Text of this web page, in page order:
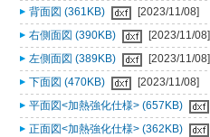
背面図 (361KB)
[2023/11/08]
右側面図 (390KB)
[2023/11/08]
左側面図 (389KB)
[2023/11/08]
下面図 (470KB)
[2023/11/08]
平面図<加熱強化仕様> (657KB)
正面図<加熱強化仕様> (362KB)